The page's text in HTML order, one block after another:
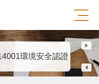
環境安全認證